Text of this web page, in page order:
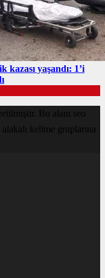
yaşandı: 1’i
Bu alanı seo
kelime gruplarına